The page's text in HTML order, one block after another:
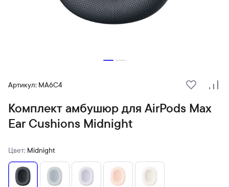
Артикул: MA6C4
В
Комплект амбушюр для AirPods Max
Ear Cushions Midnight
Цвет: Midnight